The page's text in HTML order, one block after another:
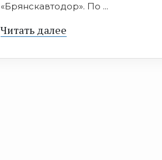
«Брянскавтодор». По ...
Читать далее